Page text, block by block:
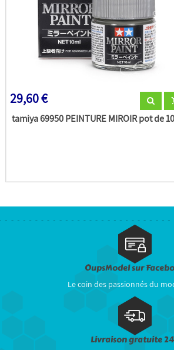
29,60 €
tamiya 69950 PEINTURE MIROIR pot de
OupsModel sur
Le coin des passionnés du
Livraison gratuite